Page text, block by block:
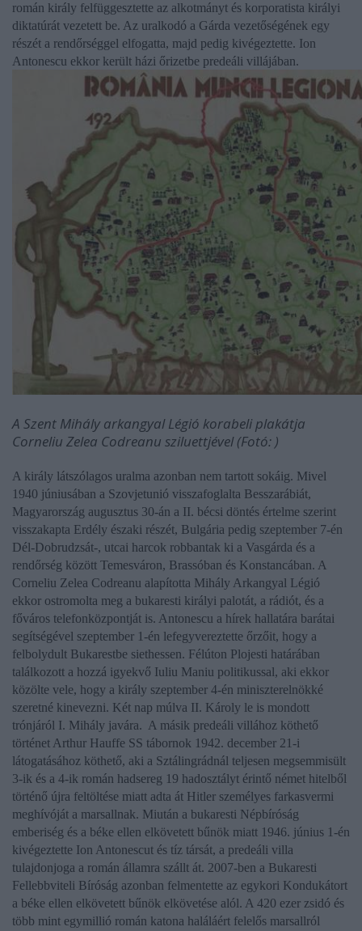
román király felfüggesztette az alkotmányt és korporatista királyi
diktatúrát vezetett be. Az uralkodó a Gárda vezetőségének egy
részét a rendőrséggel elfogatta, majd pedig kivégeztette. Ion
Antonescu ekkor került házi őrizetbe predeáli villájában.
A Szent Mihály arkangyal Légió korabeli plakátja
Corneliu Zelea Codreanu sziluettjével (Fotó: )
A király látszólagos uralma azonban nem tartott sokáig. Mivel
1940 júniusában a Szovjetunió visszafoglalta Besszarábiát,
Magyarország augusztus 30-án a II. bécsi döntés értelme szerint
visszakapta Erdély északi részét, Bulgária pedig szeptember 7-én
Dél-Dobrudzsát-, utcai harcok robbantak ki a Vasgárda és a
rendőrség között Temesváron, Brassóban és Konstancában. A
Corneliu Zelea Codreanu alapította Mihály Arkangyal Légió
ekkor ostromolta meg a bukaresti királyi palotát, a rádiót, és a
főváros telefonközpontját is. Antonescu a hírek hallatára barátai
segítségével szeptember 1-én lefegyvereztette őrzőit, hogy a
felbolydult Bukarestbe siethessen. Félúton Plojesti határában
találkozott a hozzá igyekvő Iuliu Maniu politikussal, aki ekkor
közölte vele, hogy a király szeptember 4-én miniszterelnökké
szeretné kinevezni. Két nap múlva II. Károly le is mondott
trónjáról I. Mihály javára. A másik predeáli villához köthető
történet Arthur Hauffe SS tábornok 1942. december 21-i
látogatásához köthető, aki a Sztálingrádnál teljesen megsemmisült
3-ik és a 4-ik román hadsereg 19 hadosztályt érintő német hitelből
történő újra feltöltése miatt adta át Hitler személyes farkasvermi
meghívóját a marsallnak. Miután a bukaresti Népbíróság
emberiség és a béke ellen elkövetett bűnök miatt 1946. június 1-én
kivégeztette Ion Antonescut és tíz társát, a predeáli villa
tulajdonjoga a román államra szállt át. 2007-ben a Bukaresti
Fellebbviteli Bíróság azonban felmentette az egykori Kondukátort
a béke ellen elkövetett bűnök elkövetése alól. A 420 ezer zsidó és
több mint egymillió román katona haláláért felelős marsallról